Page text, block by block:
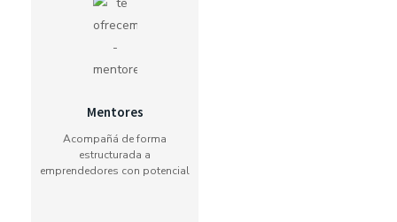
Mentores
Acompañá de forma
estructurada a
emprendedores con potencial